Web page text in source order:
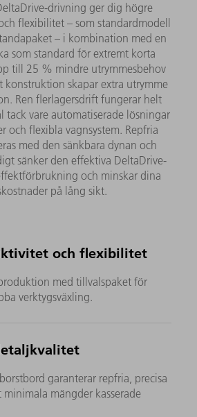
drivning ger dig högre
flexibilitet – som standardmodell
– i kombination med en
som standard för extremt korta
till 25 % mindre utrymmesbehov
konstruktion skapar extra utrymme
Ren flerlagersdrift fungerar helt
tack vare automatiserade lösningar
och flexibla vagnsystem. Repfria
med den sänkbara dynan och
sänker den effektiva DeltaDrive-
och minskar dina
på lång sikt.
och flexibilitet​
med tillvalspaket för
verktygsväxling.
garanterar repfria, precisa
mängder kasserade